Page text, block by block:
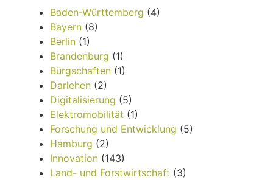
Baden-Württemberg (4)
Bayern (8)
Berlin (1)
Brandenburg (1)
Bürgschaften (1)
Darlehen (2)
Digitalisierung (5)
Elektromobilität (1)
Forschung und Entwicklung (5)
Hamburg (2)
Innovation (143)
Land- und Forstwirtschaft (3)